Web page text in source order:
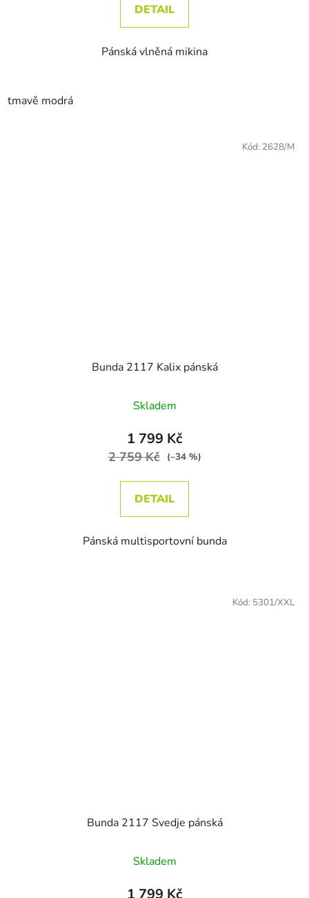
DETAIL
Pánská vlněná mikina
tmavě modrá
Bunda 2117 Kalix pánská
Skladem
1 799 Kč
2 759 Kč (–34 %)
DETAIL
Pánská multisportovní bunda
Kód: 2628/M
Bunda 2117 Svedje pánská
Skladem
1 799 Kč
Kód: 5301/XXL